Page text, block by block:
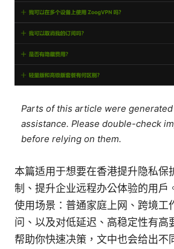
Parts of this article were
assistance. Please double-check
before relying on them.
本篇适用于想要在香港提升隐私保
制、提升企业远程办公体验的用户
使用场景：普通家庭上网、跨境工
问、以及对低延迟、高稳定性有高
帮助你快速决策，文中也会给出不